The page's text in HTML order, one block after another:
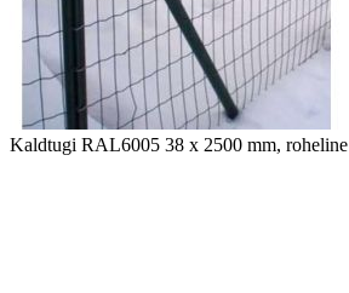
Kaldtugi RAL6005 38 x 2500 mm, roheline